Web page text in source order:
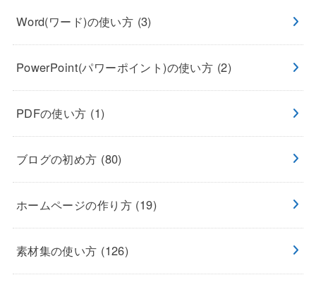
Word(ワード)の使い方 (3)
PowerPoint(パワーポイント)の使い方 (2)
PDFの使い方 (1)
ブログの初め方 (80)
ホームページの作り方 (19)
素材集の使い方 (126)